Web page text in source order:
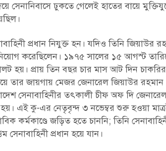
ঢুকতে গেলেই হাতের বায়ে
প্রধান নিযুক্ত হন। যদিও তিনি জিয়াউর
করেছিলেন। ১৯৭৫ সালের ১৫ আগস্ট
হয়। প্রায় তিন বছর চার মাস আট দিন
তার জায়গায় মেজর জেনারেল জিয়াউর
সেনাবাহিনীর তৎকালী চীফ অফ দি
হয়। এই কু-এর নেতৃবৃন্দ ৩ নভেম্বর শুরু হওয়া
কর্মকাণ্ডে জড়িত হতে চাননি; তিনি
প্রধান হয়ে যান।